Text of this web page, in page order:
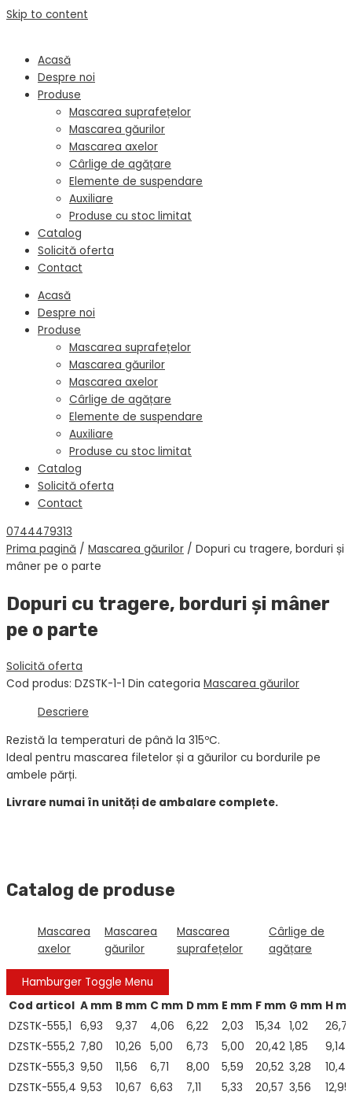
Skip to content
Acasă
Despre noi
Produse
Mascarea suprafețelor
Mascarea găurilor
Mascarea axelor
Cârlige de agățare
Elemente de suspendare
Auxiliare
Produse cu stoc limitat
Catalog
Solicită oferta
Contact
Acasă
Despre noi
Produse
Mascarea suprafețelor
Mascarea găurilor
Mascarea axelor
Cârlige de agățare
Elemente de suspendare
Auxiliare
Produse cu stoc limitat
Catalog
Solicită oferta
Contact
0744479313
Prima pagină / Mascarea găurilor / Dopuri cu tragere, borduri și
mâner pe o parte
Dopuri cu tragere, borduri și mâner
pe o parte
Solicită oferta
Cod produs: DZSTK-1-1 Din categoria Mascarea găurilor
Descriere
Rezistă la temperaturi de până la 315ºC.
Ideal pentru mascarea filetelor și a găurilor cu bordurile pe
ambele părți.
Livrare numai în unități de ambalare complete.
Catalog de produse
Mascarea
axelor
Mascarea
găurilor
Mascarea
suprafețelor
Cârlige de
agățare
Hamburger Toggle Menu
Cod articol A mm B mm C mm D mm E mm F mm G mm H
DZSTK-555,1
6,93 9,37 4,06 6,22 2,03 15,34 1,02
DZSTK-555,2 7,80 10,26 5,00 6,73 5,00 20,42 1,85
9,14
DZSTK-555,3 9,50 11,56 6,71 8,00 5,59 20,52 3,28
10,41
DZSTK-555,4 9,53 10,67 6,63 7,11 5,33 20,57 3,56
12,95